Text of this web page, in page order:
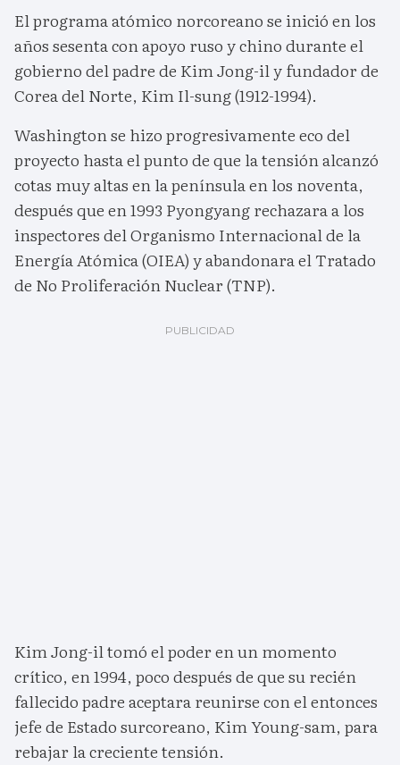
El programa atómico norcoreano se inició en los
años sesenta con apoyo ruso y chino durante el
gobierno del padre de Kim Jong-il y fundador de
Corea del Norte, Kim Il-sung (1912-1994).
Washington se hizo progresivamente eco del
proyecto hasta el punto de que la tensión alcanzó
cotas muy altas en la península en los noventa,
después que en 1993 Pyongyang rechazara a los
inspectores del Organismo Internacional de la
Energía Atómica (OIEA) y abandonara el Tratado
de No Proliferación Nuclear (TNP).
Kim Jong-il tomó el poder en un momento
crítico, en 1994, poco después de que su recién
fallecido padre aceptara reunirse con el entonces
jefe de Estado surcoreano, Kim Young-sam, para
rebajar la creciente tensión.